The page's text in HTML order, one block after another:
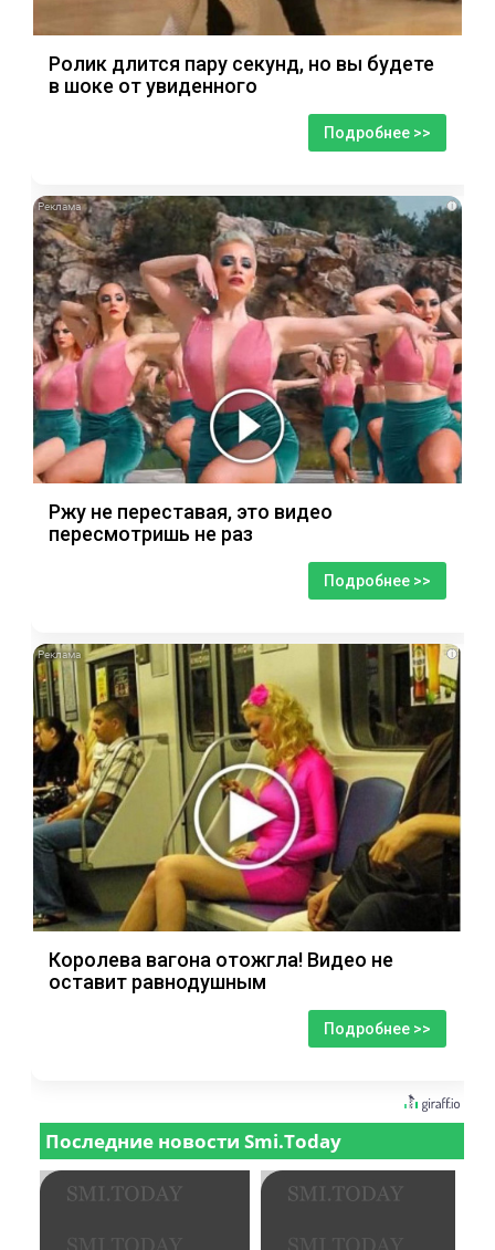
Ролик длится пару секунд, но вы будете
в шоке от увиденного
Подробнее >>
i
Ржу не переставая, это видео
пересмотришь не раз
Подробнее >>
i
Королева вагона отожгла! Видео не
оставит равнодушным
Подробнее >>